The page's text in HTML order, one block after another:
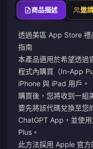
商品描述 邀
透過美區 App Store 禮
指南
本產品適用於希望透過
程式內購買（In-App
iPhone 與 iPad 用戶。
購買後，您將收到一組
要先將該代碼兌換至您
ChatGPT App，並使
Plus。
此方法採用 Apple 官